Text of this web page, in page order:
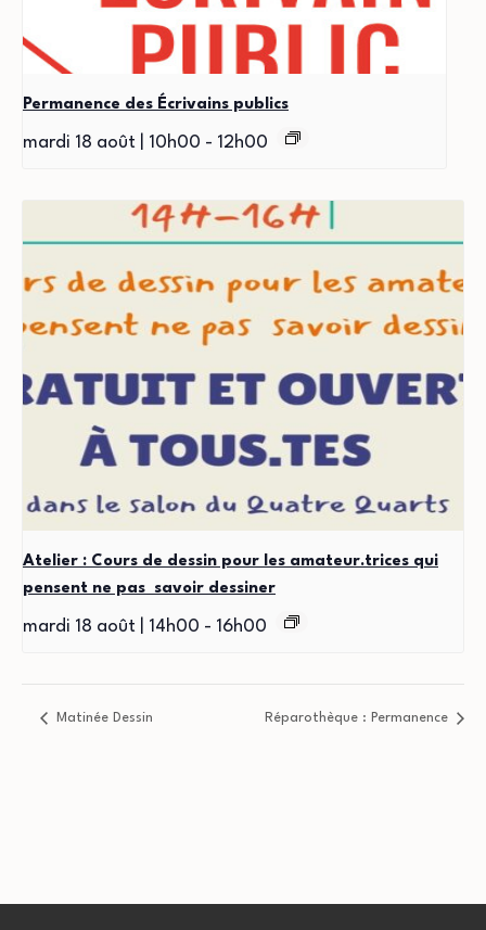
Permanence des Écrivains publics
mardi 18 août | 10h00 - 12h00
Atelier : Cours de dessin pour les amateur.trices qui
pensent ne pas savoir dessiner
mardi 18 août | 14h00 - 16h00
Matinée Dessin Réparothèque : Permanence